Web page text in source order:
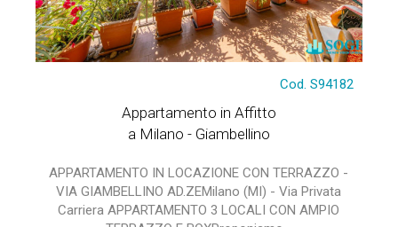
Cod. S94182
Appartamento in Affitto
a Milano - Giambellino
APPARTAMENTO IN LOCAZIONE CON TERRAZZO -
VIA GIAMBELLINO AD.ZEMilano (MI) - Via Privata
Carriera APPARTAMENTO 3 LOCALI CON AMPIO